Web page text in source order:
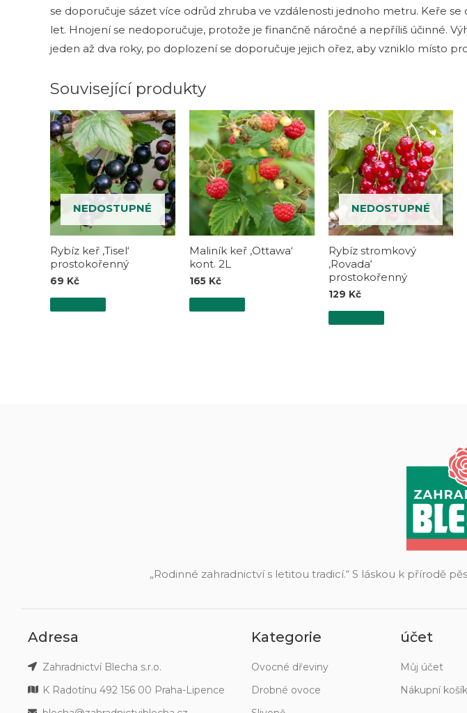
se doporučuje sázet více odrůd zhruba ve vzdálenosti jednoho metru. Keře se
let. Hnojení se nedoporučuje, protože je finančně náročné a nepříliš účinné.
jeden až dva roky, po doplození se doporučuje jejich ořez, aby vzniklo místo
Související produkty
NEDOSTUPNÉ
Rybíz keř ‚Tisel‘
prostokořenný
69 Kč
Maliník keř ‚Ottawa‘
kont. 2L
165 Kč
NEDOSTUPNÉ
Rybíz stromkový
‚Rovada‘
prostokořenný
129 Kč
„Rodinné zahradnictví s letitou tradicí.“ S láskou k přírodě
Adresa
Zahradnictví Blecha s.r.o.
K Radotínu 492 156 00 Praha-Lipence
Kategorie
Ovocné dřeviny
Drobné ovoce
účet
Můj účet
Nákupní košík